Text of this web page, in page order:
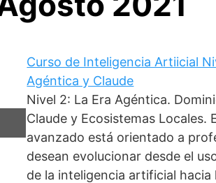
Curso de Inteligencia Artiicial
Agéntica y Claude
Nivel 2: La Era Agéntica.
Claude y Ecosistemas Locales.
avanzado está orientado a
desean evolucionar desde el
de la inteligencia artificial hacia